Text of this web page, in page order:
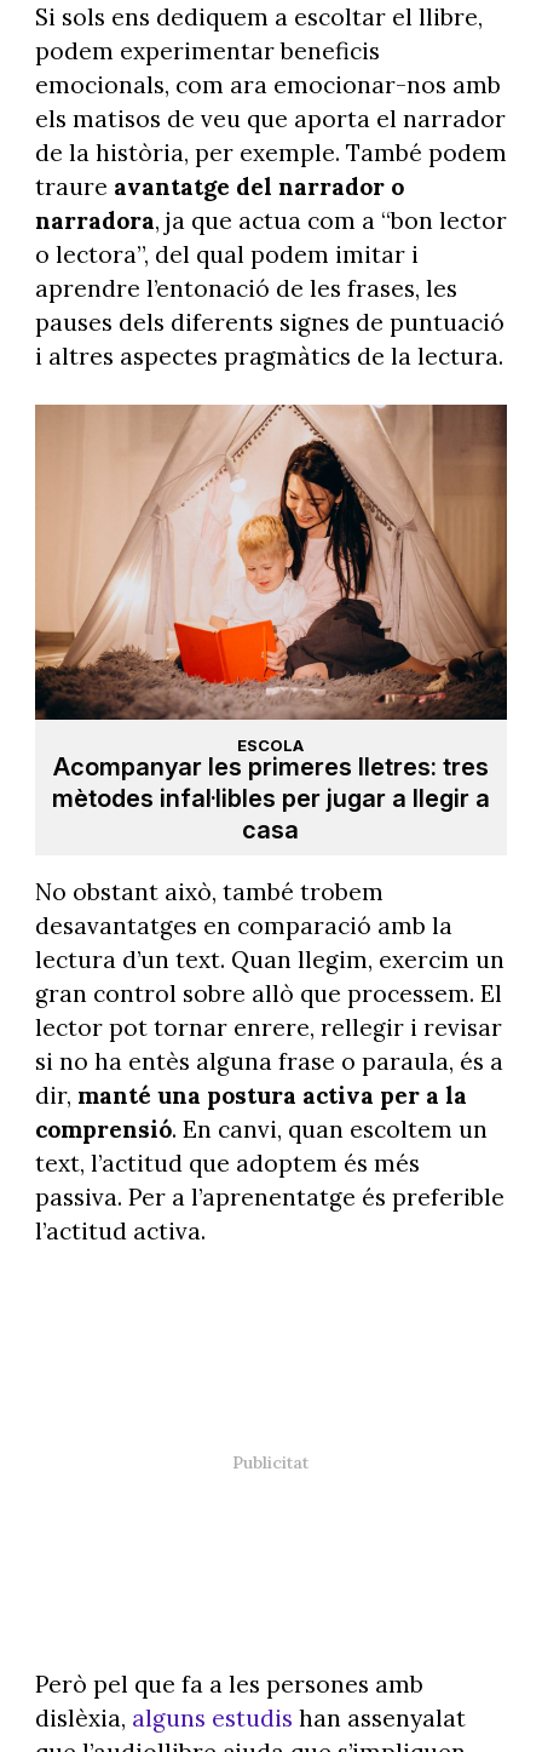
Si sols ens dediquem a escoltar el llibre,
podem experimentar beneficis
emocionals, com ara emocionar-nos amb
els matisos de veu que aporta el narrador
de la història, per exemple. També podem
traure avantatge del narrador o
narradora, ja que actua com a “bon lector
o lectora”, del qual podem imitar i
aprendre l’entonació de les frases, les
pauses dels diferents signes de puntuació
i altres aspectes pragmàtics de la lectura.
ESCOLA
Acompanyar les primeres lletres: tres
mètodes infal·libles per jugar a llegir a
casa
No obstant això, també trobem
desavantatges en comparació amb la
lectura d’un text. Quan llegim, exercim un
gran control sobre allò que processem. El
lector pot tornar enrere, rellegir i revisar
si no ha entès alguna frase o paraula, és a
dir, manté una postura activa per a la
comprensió. En canvi, quan escoltem un
text, l’actitud que adoptem és més
passiva. Per a l’aprenentatge és preferible
l’actitud activa.
Però pel que fa a les persones amb
dislèxia, alguns estudis han assenyalat